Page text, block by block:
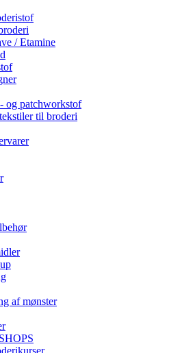
/ Etamine
og patchworkstof
til broderi
af mønster